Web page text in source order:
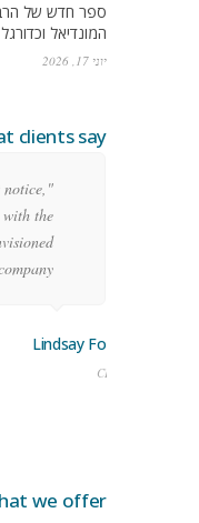
ספר חדש של
המונדיאל וכדורגל
יוני 17, 2026
clients say
notice,
the
"
Lindsay Ford
CEO
we offer